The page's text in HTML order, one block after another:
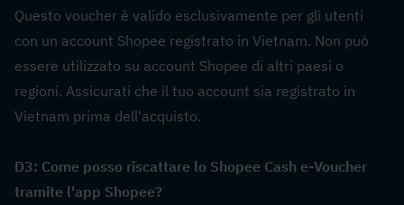
Questo voucher è valido esclusivamente per gli utenti
con un account Shopee registrato in Vietnam. Non può
essere utilizzato su account Shopee di altri paesi o
regioni. Assicurati che il tuo account sia registrato in
Vietnam prima dell'acquisto.
D3: Come posso riscattare lo Shopee Cash e-Voucher
tramite l'app Shopee?